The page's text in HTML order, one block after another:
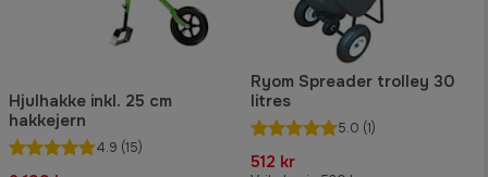
Hjulhakke inkl. 25 cm
hakkejern
4.9 (15)
Ryom Spreader trolley 30
litres
5.0 (1)
512 kr